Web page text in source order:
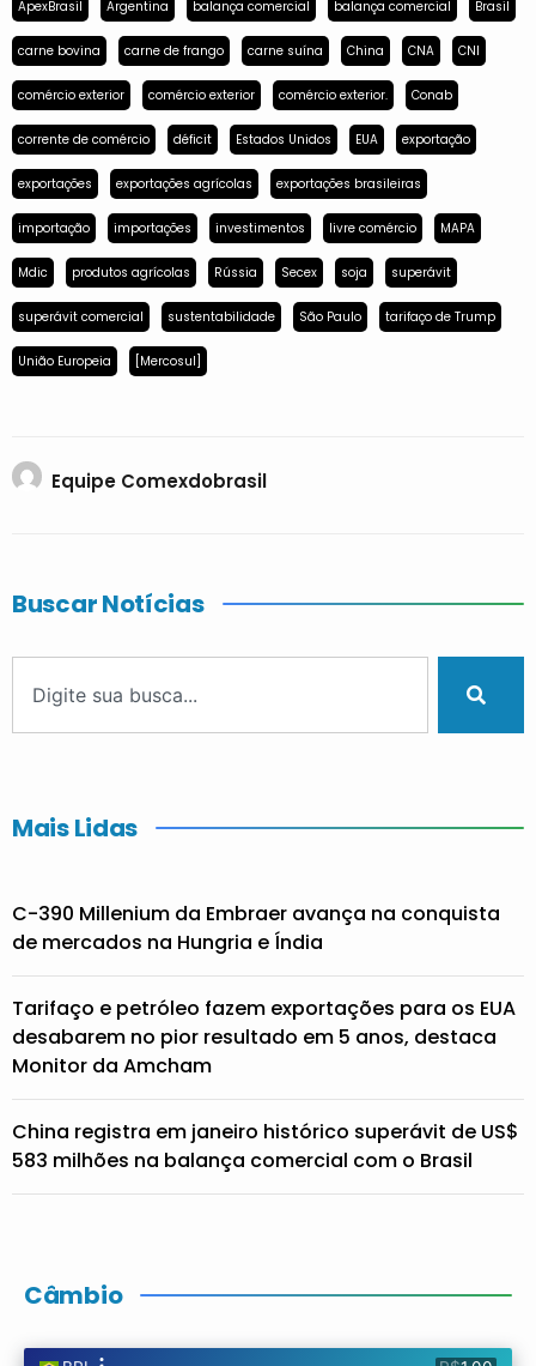
ApexBrasil Argentina balança comercial balança comercial Brasil
carne bovina carne de frango carne suína China CNA CNI
comércio exterior comércio exterior comércio exterior. Conab
corrente de comércio déficit Estados Unidos EUA exportação
exportações exportações agrícolas exportações brasileiras
importação importações investimentos livre comércio MAPA
Mdic produtos agrícolas Rússia Secex soja superávit
superávit comercial sustentabilidade São Paulo tarifaço de Trump
União Europeia [Mercosul]
Equipe Comexdobrasil
Buscar Notícias
Mais Lidas
C-390 Millenium da Embraer avança na conquista
de mercados na Hungria e Índia
Tarifaço e petróleo fazem exportações para os EUA
desabarem no pior resultado em 5 anos, destaca
Monitor da Amcham
China registra em janeiro histórico superávit de US$
583 milhões na balança comercial com o Brasil
Câmbio